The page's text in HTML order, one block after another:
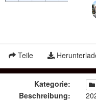
Teile
Kategorie:
Beschreibung: